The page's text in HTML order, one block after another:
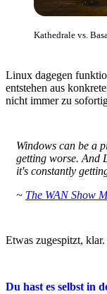
Kathedrale vs.
Linux dagegen
entstehen aus
nicht immer zu
Windows can be a
getting worse. And
it's constantly
~ The WAN Show
Etwas zugespitzt,
Du hast es selbst in